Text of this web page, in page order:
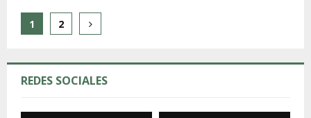
Paginación
entradas
1 2
REDES SOCIALES